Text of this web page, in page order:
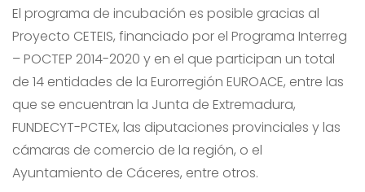
El programa de incubación es posible gracias al
Proyecto CETEIS, financiado por el Programa Interreg
– POCTEP 2014-2020 y en el que participan un total
de 14 entidades de la Eurorregión EUROACE, entre las
que se encuentran la Junta de Extremadura,
FUNDECYT-PCTEx, las diputaciones provinciales y las
cámaras de comercio de la región, o el
Ayuntamiento de Cáceres, entre otros.